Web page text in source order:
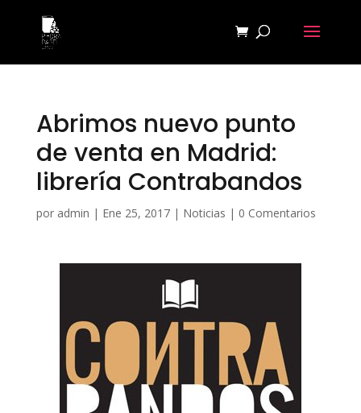
Abrimos nuevo punto
de venta en Madrid:
librería Contrabandos
por admin | Ene 25, 2017| Noticias | 0 Comentarios